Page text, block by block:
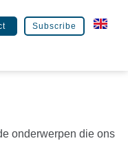
Subscribe
onderwerpen die ons